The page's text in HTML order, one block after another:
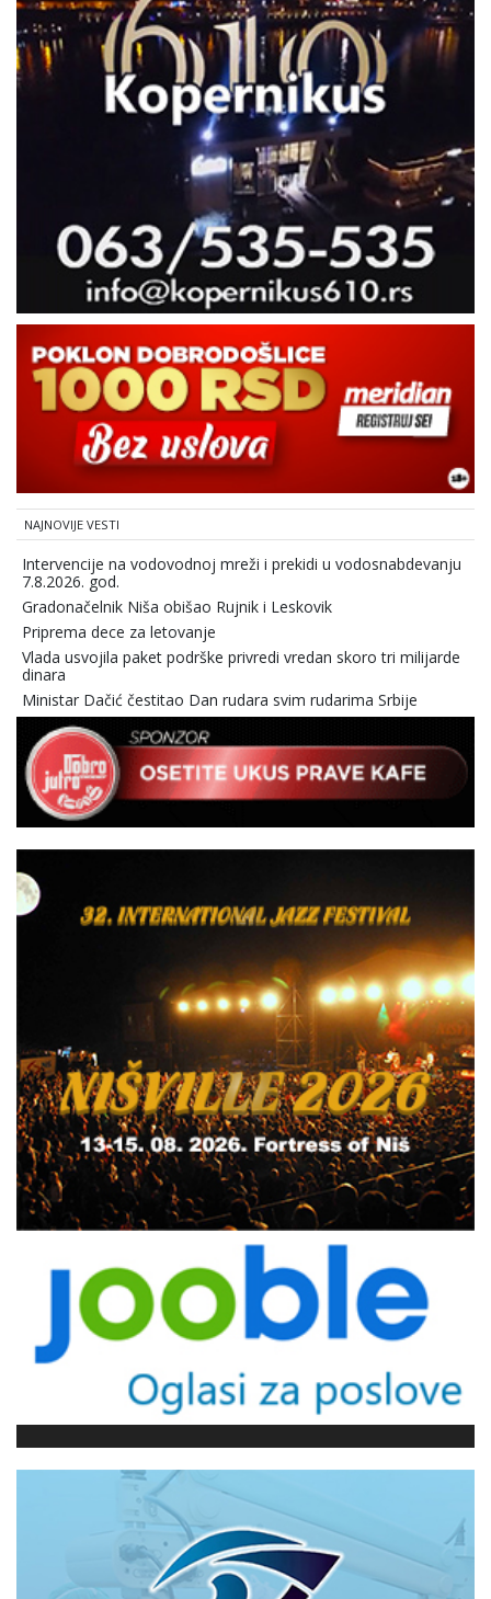
NAJNOVIJE VESTI
Intervencije na vodovodnoj mreži i prekidi u vodosnabdevanju
7.8.2026. god.
Gradonačelnik Niša obišao Rujnik i Leskovik
Priprema dece za letovanje
Vlada usvojila paket podrške privredi vredan skoro tri milijarde
dinara
Ministar Dačić čestitao Dan rudara svim rudarima Srbije